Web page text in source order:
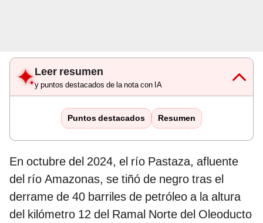
Leer resumen
y puntos destacados de la nota con IA
Puntos destacados Resumen
En octubre del 2024, el río Pastaza, afluente
del río Amazonas, se tiñó de negro tras el
derrame de 40 barriles de petróleo a la altura
del kilómetro 12 del Ramal Norte del Oleoducto